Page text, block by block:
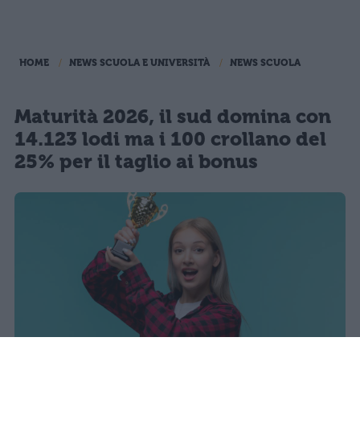
HOME NEWS SCUOLA E UNIVERSITÀ NEWS SCUOLA
Maturità 2026, il sud domina con
14.123 lodi ma i 100 crollano del
25% per il taglio ai bonus